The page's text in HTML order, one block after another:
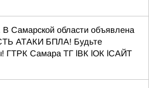
Самарской области объявлена
АТАКИ БПЛА! Будьте
ГТРК Самара ТГ lВК lОК lСАЙТ